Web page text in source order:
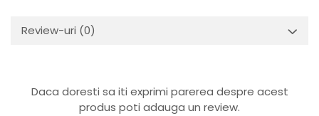
Review-uri (0)
Daca doresti sa iti exprimi parerea despre acest
produs poti adauga un review.